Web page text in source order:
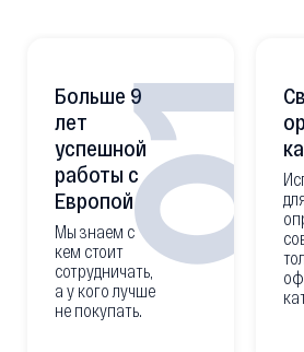
01
Больше 9
лет
успешной
работы с
Европой
Мы знаем с
кем стоит
сотрудничать,
а у кого лучше
не покупать.
для